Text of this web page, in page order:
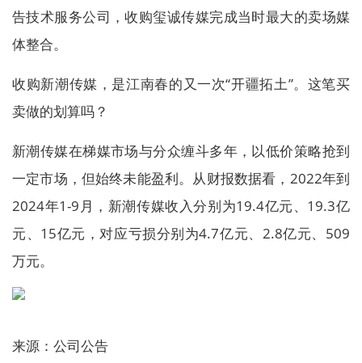
告技术服务公司，收购玺诚传媒完成当时最大的卖场媒
体整合。
收购新潮传媒，是江南春的又一次“开疆拓土”。这笔买
卖做的划算吗？
新潮传媒在梯媒市场与分众缠斗多年，以低价策略抢到
一定市场，但始终未能盈利。从财报数据看，2022年到
2024年1-9月，新潮传媒收入分别为19.4亿元、19.3亿
元、15亿元，对应亏损分别为4.7亿元、2.8亿元、509
万元。
来源：公司公告